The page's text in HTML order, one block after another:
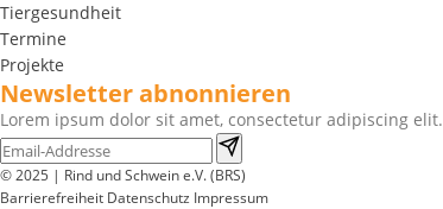
Tiergesundheit
Termine
Projekte
Newsletter abnonnieren
Lorem ipsum dolor sit amet, consectetur adipiscing elit.
© 2025 | Rind und Schwein e.V. (BRS)
Barrierefreiheit Datenschutz Impressum